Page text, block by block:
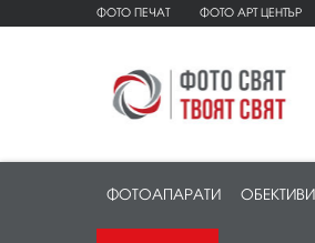
ФОТО ПЕЧАТ ФОТО АРТ ЦЕНТЪР
ФОТОАПАРАТИ ОБЕКТИВИ